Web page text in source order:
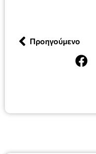
Προηγούμενο